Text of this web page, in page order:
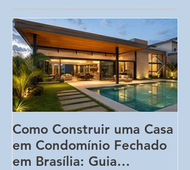
Como Construir uma Casa
em Condomínio Fechado
em Brasília: Guia